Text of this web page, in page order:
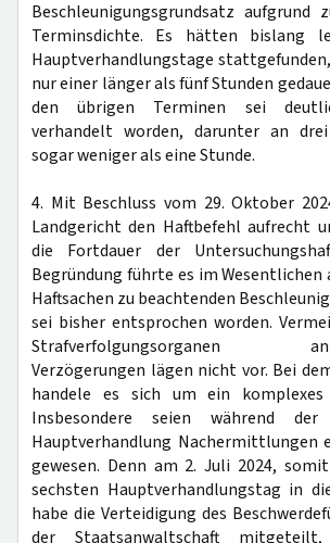
Beschleunigungsgrundsatz aufgrund
Terminsdichte. Es hätten bislang
Hauptverhandlungstage
nur einer länger als fünf Stunden
den übrigen Terminen sei
verhandelt worden, darunter an
sogar weniger als eine Stunde.
4. Mit Beschluss vom 29. Oktober
Landgericht den Haftbefehl aufrecht
die Fortdauer der
Begründung führte es im Wesentlichen
Haftsachen zu beachtenden
sei bisher entsprochen worden.
Strafverfolgungsorganen
Verzögerungen lägen nicht vor. Bei
handele es sich um ein komplexes
Insbesondere seien während der
Hauptverhandlung Nachermittlungen
gewesen. Denn am 2. Juli 2024,
sechsten Hauptverhandlungstag in
habe die Verteidigung des
der Staatsanwaltschaft